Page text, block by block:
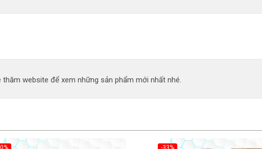
website để xem những sản phẩm mới nhất nhé.
-33%